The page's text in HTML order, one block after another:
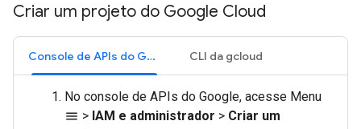
Criar um projeto do Google Cloud
Console de APIs do Google CLI da gcloud
No console de APIs do Google, acesse Menu
menu > IAM e administrador > Criar um